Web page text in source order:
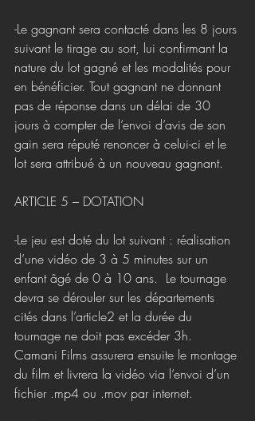
-Le gagnant sera contacté dans les 8 jours
suivant le tirage au sort, lui confirmant la
nature du lot gagné et les modalités pour
en bénéficier. Tout gagnant ne donnant
pas de réponse dans un délai de 30
jours à compter de l’envoi d’avis de son
gain sera réputé renoncer à celui-ci et le
lot sera attribué à un nouveau gagnant.
ARTICLE 5 – DOTATION
-Le jeu est doté du lot suivant : réalisation
d’une vidéo de 3 à 5 minutes sur un
enfant âgé de 0 à 10 ans.  Le tournage
devra se dérouler sur les départements
cités dans l’article2 et la durée du
tournage ne doit pas excéder 3h.
Camani Films assurera ensuite le montage
du film et livrera la vidéo via l’envoi d’un
fichier .mp4 ou .mov par internet.